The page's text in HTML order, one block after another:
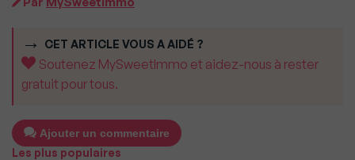
CET ARTICLE VOUS A AIDÉ ?
Soutenez MySweetImmo et aidez-nous à rester
gratuit pour tous.
Ajouter un commentaire
Les plus populaires